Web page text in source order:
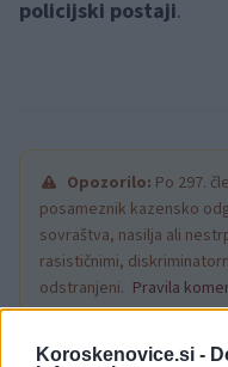
Koroskenovice.si -
policijski postaji.
Opozorilo: Po 297.
posameznik kazensko
sovraštva, nasilja ali
rasističnimi,
odstranjeni. Pravila